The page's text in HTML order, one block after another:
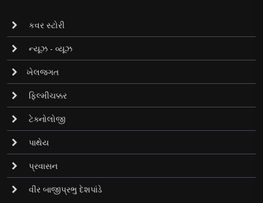
કવર સ્ટોરી
ન્યૂઝ - વ્યૂઝ
ખેલજગત
ફિલ્મીચક્કર
ટેક્નોલોજી
પાથેય
પ્રવાસન
વીર બાજીપ્રભુ દેશપાંડે